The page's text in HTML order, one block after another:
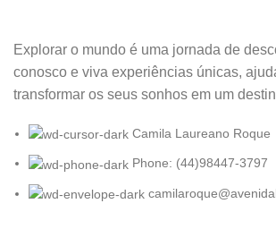
Explorar o mundo é uma jornada de
conosco e viva experiências únicas,
transformar os seus sonhos em um
Camila Laureano Roque
Phone: (44)98447-3797